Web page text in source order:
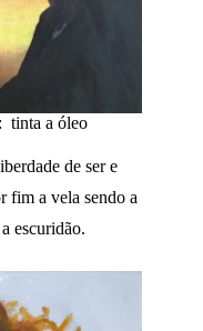
tinta a óleo
de ser e
fim a vela sendo a
escuridão.